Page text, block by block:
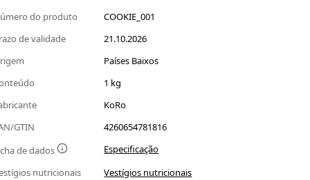
do produto
COOKIE_001
de validade
21.10.2026
Países Baixos
1 kg
KoRo
GTIN
4260654781816
de dados
Especificação
nutricionais
Vestígios nutricionais